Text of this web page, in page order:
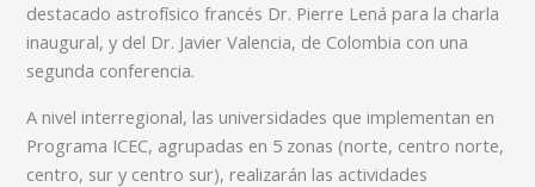
destacado astrofísico francés Dr. Pierre Lená para la charla
inaugural, y del Dr. Javier Valencia, de Colombia con una
segunda conferencia.
A nivel interregional, las universidades que implementan en
Programa ICEC, agrupadas en 5 zonas (norte, centro norte,
centro, sur y centro sur), realizarán las actividades